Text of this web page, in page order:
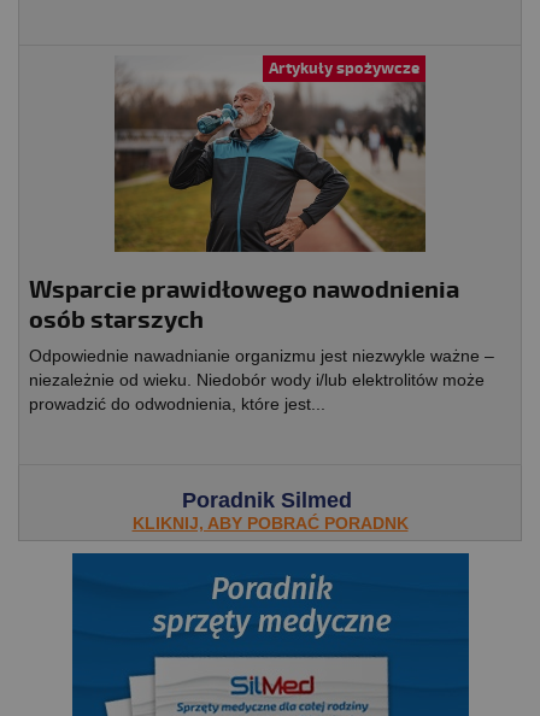
Artykuły spożywcze
Wsparcie prawidłowego nawodnienia
osób starszych
Odpowiednie nawadnianie organizmu jest niezwykle ważne –
niezależnie od wieku. Niedobór wody i/lub elektrolitów może
prowadzić do odwodnienia, które jest...
Poradnik Silmed
KLIKNIJ, ABY POBRAĆ PORADNK